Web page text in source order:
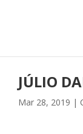
JÚLIO
Mar 28, 2019 |